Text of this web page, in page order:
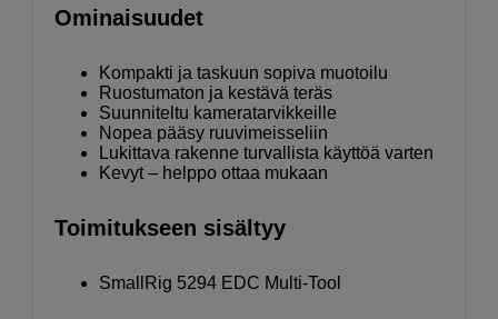
Ominaisuudet
Kompakti ja taskuun sopiva muotoilu
Ruostumaton ja kestävä teräs
Suunniteltu kameratarvikkeille
Nopea pääsy ruuvimeisseliin
Lukittava rakenne turvallista käyttöä varten
Kevyt – helppo ottaa mukaan
Toimitukseen sisältyy
SmallRig 5294 EDC Multi-Tool